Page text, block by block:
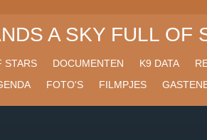
A SKY FULL OF
STARS DOCUMENTEN K9 DATA
FOTO'S FILMPJES